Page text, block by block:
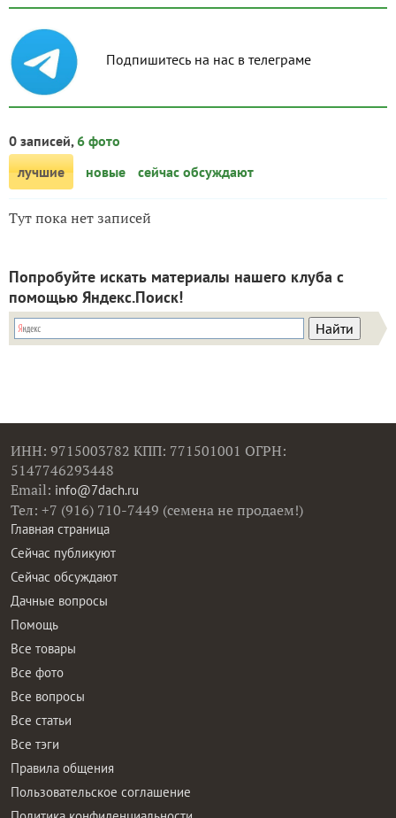
Подпишитесь на нас в телеграме
0 записей,6 фото
лучшие
новые сейчас обсуждают
Тут пока нет записей
Попробуйте искать материалы нашего клуба с
помощью Яндекс.Поиск!
ИНН: 9715003782 КПП: 771501001 ОГРН:
5147746293448
Email: info@7dach.ru
Тел: +7 (916) 710-7449 (семена не продаем!)
Главная страница
Сейчас публикуют
Сейчас обсуждают
Дачные вопросы
Помощь
Все товары
Все фото
Все вопросы
Все статьи
Все тэги
Правила общения
Пользовательское соглашение